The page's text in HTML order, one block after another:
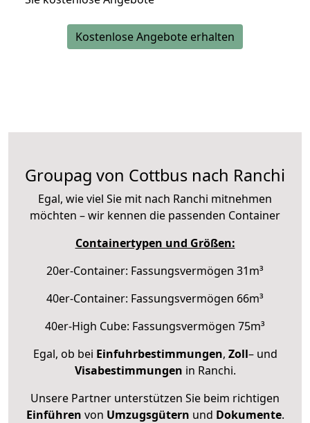
Kostenlose Angebote erhalten
Groupag von Cottbus nach Ranchi
Egal, wie viel Sie mit nach Ranchi mitnehmen
möchten – wir kennen die passenden Container
Containertypen und Größen:
20er-Container: Fassungsvermögen 31m³
40er-Container: Fassungsvermögen 66m³
40er-High Cube: Fassungsvermögen 75m³
Egal, ob bei Einfuhrbestimmungen, Zoll– und
Visabestimmungen in Ranchi.
Unsere Partner unterstützen Sie beim richtigen
Einführen von Umzugsgütern und Dokumente.